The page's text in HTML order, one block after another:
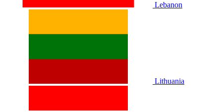
Lebanon
Lithuania